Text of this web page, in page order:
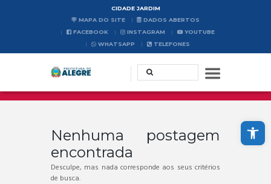
Abrir a barra de ferramentas
CIDADE JARDIM
MAPA DO SITE
DADOS ABERTOS
FACEBOOK
INSTAGRAM
YOUTUBE
WHATSAPP
TELEFONES
Nenhuma postagem
encontrada
Desculpe, mas nada corresponde aos seus critérios
de busca.